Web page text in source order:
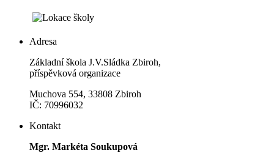
Adresa
Základní škola J.V.Sládka Zbiroh,
příspěvková organizace
Muchova 554, 33808 Zbiroh
IČ: 70996032
Kontakt
Mgr. Markéta Soukupová